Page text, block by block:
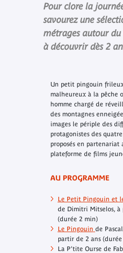
Pour clore la
savourez une
métrages autour du
à découvrir dès 2
Un petit pingouin
malheureux à la pêche
homme chargé de
des montagnes
images le périple des
protagonistes des
proposés en partenariat
plateforme de films
AU PROGRAMME
Le Petit Pingouin et
de Dimitri Mitselos, à
(durée 2 min)
Le Pingouin de
partir de 2 ans
La P’tite Ourse de